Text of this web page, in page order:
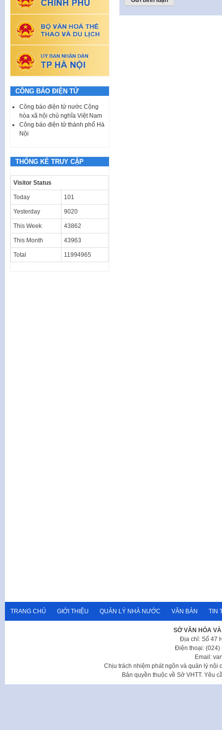
CÔNG BÁO ĐIỆN TỬ
Công báo điện tử nước Cộng
hòa xã hội chủ nghĩa Việt Nam
Công báo điện tử thành phố Hà
Nội
THỐNG KÊ TRUY CẬP
Visitor Status
Today 101
Yesterday 9020
This Week 43862
This Month 43963
Total 11994965
TRANG CHỦ GIỚI THIỆU QUẢN LÝ NHÀ NƯỚC VĂN BẢN TIN
SỞ VĂN HÓA
Địa chỉ: Số 47
Điện thoại: (024)
Email:
Chịu trách nhiệm phát ngôn và quản lý nội
Bản quyền thuộc về Sở VHTT. Yêu